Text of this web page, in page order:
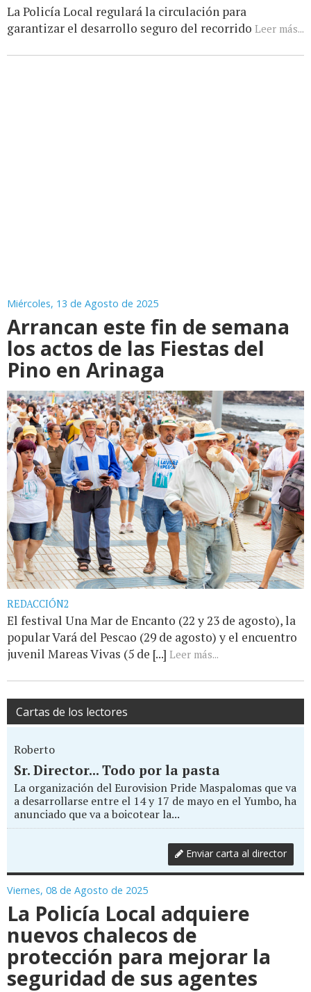
La Policía Local regulará la circulación para
garantizar el desarrollo seguro del recorrido Leer más...
Miércoles, 13 de Agosto de 2025
Arrancan este fin de semana
los actos de las Fiestas del
Pino en Arinaga
REDACCIÓN2
El festival Una Mar de Encanto (22 y 23 de agosto), la
popular Vará del Pescao (29 de agosto) y el encuentro
juvenil Mareas Vivas (5 de [...] Leer más...
Cartas de los lectores
Roberto
Sr. Director... Todo por la pasta
La organización del Eurovision Pride Maspalomas que va
a desarrollarse entre el 14 y 17 de mayo en el Yumbo, ha
anunciado que va a boicotear la...
Enviar carta al director
Viernes, 08 de Agosto de 2025
La Policía Local adquiere
nuevos chalecos de
protección para mejorar la
seguridad de sus agentes